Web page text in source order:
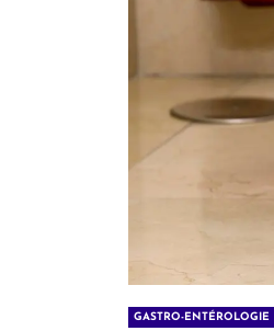
GASTRO-ENTÉROLOGIE